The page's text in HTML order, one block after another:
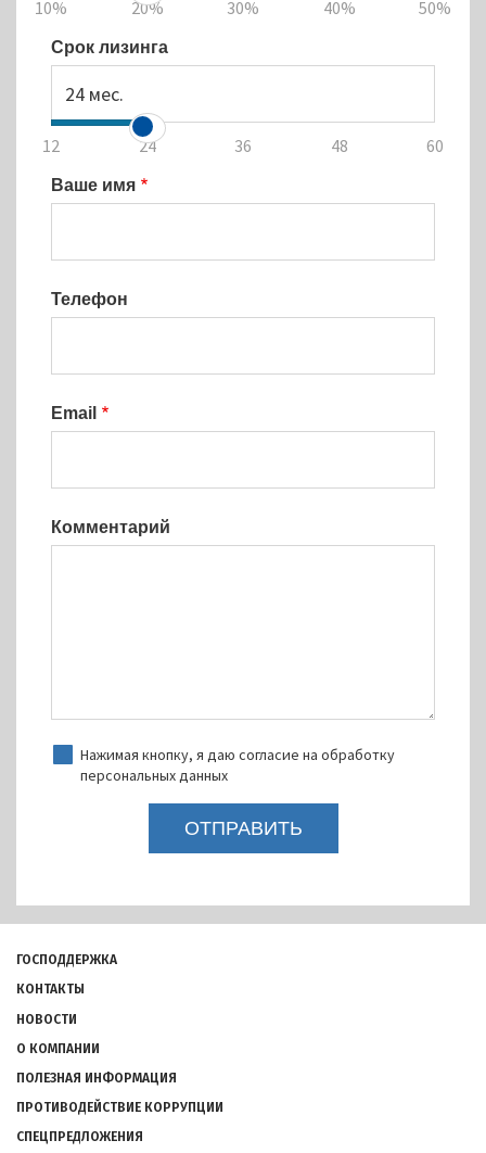
10% 20% 30% 40% 50%
Срок лизинга
12 24 36 48 60
Ваше имя
Телефон
Email
Комментарий
Нажимая кнопку, я даю согласие на обработку
персональных данных
Подвал
ГОСПОДДЕРЖКА
КОНТАКТЫ
НОВОСТИ
О КОМПАНИИ
ПОЛЕЗНАЯ ИНФОРМАЦИЯ
ПРОТИВОДЕЙСТВИЕ КОРРУПЦИИ
СПЕЦПРЕДЛОЖЕНИЯ